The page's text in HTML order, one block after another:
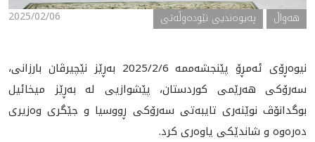
2025/02/06 هه‌واڵ په‌یوه‌ندیی نێوده‌وڵه‌تی
نيوه‌ڕۆى ئه‌مڕۆ پێنجشه‌ممه‌ 2025/2/6 به‌ڕێز نێچيرڤان بارزانى،
سه‌رۆكى هه‌رێمى كوردستان، پێشوازیی له‌ به‌ڕێز ميخائيل
بوگدانۆڤ نوێنه‌رى تايبه‌تى سه‌رۆكى ڕووسيا و جێگرى وه‌زيرى
ده‌ره‌وه‌ و شاندێكى ياوه‌رى كرد.